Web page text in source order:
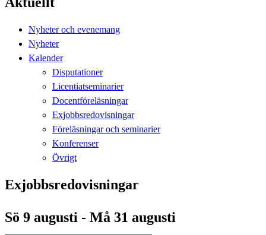
Nyheter och evenemang
Nyheter
Kalender
Disputationer
Licentiatseminarier
Docentföreläsningar
Exjobbsredovisningar
Föreläsningar och seminarier
Konferenser
Övrigt
Exjobbsredovisningar
Sö 9 augusti - Må 31 augusti